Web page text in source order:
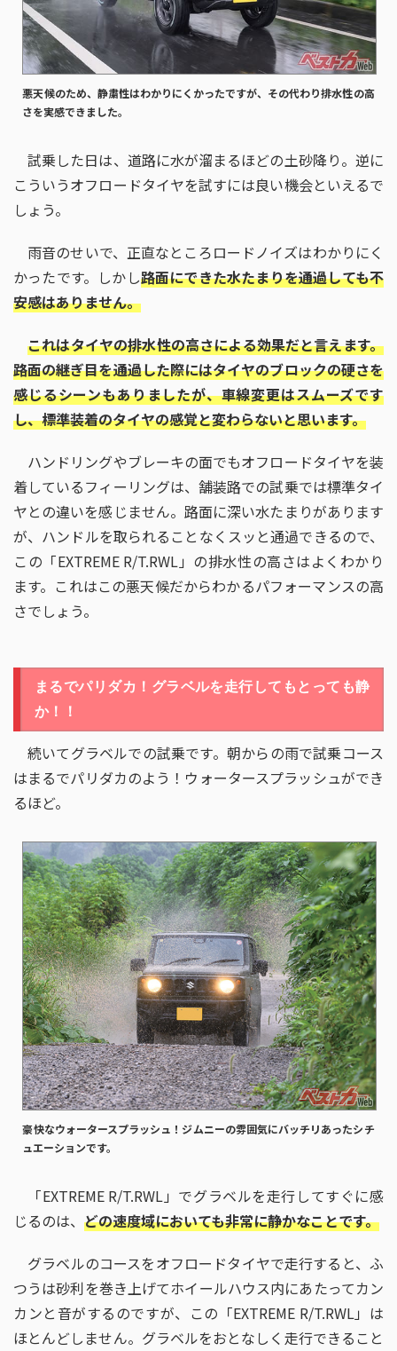
悪天候のため、静粛性はわかりにくかったですが、その代わり排水性の高
さを実感できました。
試乗した日は、道路に水が溜まるほどの土砂降り。逆に
こういうオフロードタイヤを試すには良い機会といえるで
しょう。
雨音のせいで、正直なところロードノイズはわかりにく
かったです。しかし路面にできた水たまりを通過しても不
安感はありません。
これはタイヤの排水性の高さによる効果だと言えます。
路面の継ぎ目を通過した際にはタイヤのブロックの硬さを
感じるシーンもありましたが、車線変更はスムーズです
し、標準装着のタイヤの感覚と変わらないと思います。
ハンドリングやブレーキの面でもオフロードタイヤを装
着しているフィーリングは、舗装路での試乗では標準タイ
ヤとの違いを感じません。路面に深い水たまりがあります
が、ハンドルを取られることなくスッと通過できるので、
この「EXTREME R/T.RWL」の排水性の高さはよくわかり
ます。これはこの悪天候だからわかるパフォーマンスの高
さでしょう。
まるでパリダカ！グラベルを走行してもとっても静
か！！
続いてグラベルでの試乗です。朝からの雨で試乗コース
はまるでパリダカのよう！ウォータースプラッシュができ
るほど。
豪快なウォータースプラッシュ！ジムニーの雰囲気にバッチリあったシチ
ュエーションです。
「EXTREME R/T.RWL」でグラベルを走行してすぐに感
じるのは、 どの速度域においても非常に静かなことです。
グラベルのコースをオフロードタイヤで走行すると、ふ
つうは砂利を巻き上げてホイールハウス内にあたってカン
カンと音がするのですが、この「EXTREME R/T.RWL」は
ほとんどしません。グラベルをおとなしく走行できること